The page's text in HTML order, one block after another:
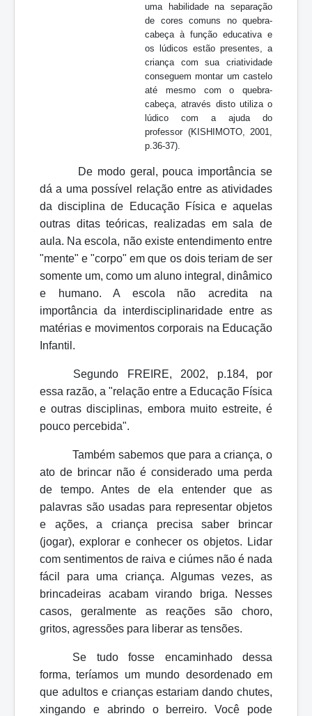
uma habilidade na separação
de cores comuns no quebra-
cabeça à função educativa e
os lúdicos estão presentes, a
criança com sua criatividade
conseguem montar um castelo
até mesmo com o quebra-
cabeça, através disto utiliza o
lúdico com a ajuda do
professor (KISHIMOTO, 2001,
p.36-37).
De modo geral, pouca importância se
dá a uma possível relação entre as atividades
da disciplina de Educação Física e aquelas
outras ditas teóricas, realizadas em sala de
aula. Na escola, não existe entendimento entre
"mente" e "corpo" em que os dois teriam de ser
somente um, como um aluno integral, dinâmico
e humano. A escola não acredita na
importância da interdisciplinaridade entre as
matérias e movimentos corporais na Educação
Infantil.
Segundo FREIRE, 2002, p.184, por
essa razão, a "relação entre a Educação Física
e outras disciplinas, embora muito estreite, é
pouco percebida".
Também sabemos que para a criança, o
ato de brincar não é considerado uma perda
de tempo. Antes de ela entender que as
palavras são usadas para representar objetos
e ações, a criança precisa saber brincar
(jogar), explorar e conhecer os objetos. Lidar
com sentimentos de raiva e ciúmes não é nada
fácil para uma criança. Algumas vezes, as
brincadeiras acabam virando briga. Nesses
casos, geralmente as reações são choro,
gritos, agressões para liberar as tensões.
Se tudo fosse encaminhado dessa
forma, teríamos um mundo desordenado em
que adultos e crianças estariam dando chutes,
xingando e abrindo o berreiro. Você pode